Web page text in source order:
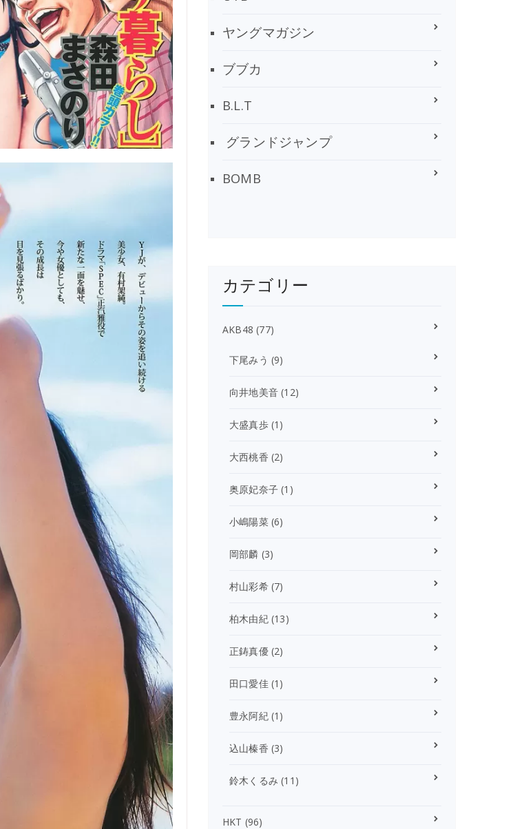
ヤングマガジン
ブブカ
B.L.T
グランドジャンプ
BOMB
カテゴリー
AKB48 (77)
下尾みう (9)
向井地美音 (12)
大盛真歩(1)
大西桃香 (2)
奥原妃奈子 (1)
小嶋陽菜(6)
岡部麟 (3)
村山彩希(7)
柏木由紀(13)
正鋳真優(2)
田口愛佳(1)
豊永阿紀(1)
込山榛香 (3)
鈴木くるみ (11)
HKT (96)